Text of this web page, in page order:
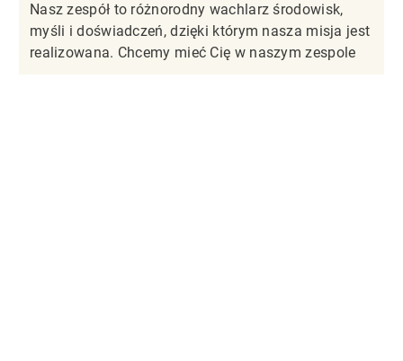
Nasz zespół to różnorodny wachlarz środowisk,
myśli i doświadczeń, dzięki którym nasza misja jest
realizowana. Chcemy mieć Cię w naszym zespole